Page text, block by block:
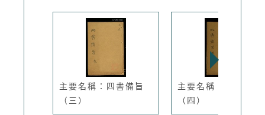
主要名稱：四書備旨
（三）
主要名稱：四書備旨
（四）